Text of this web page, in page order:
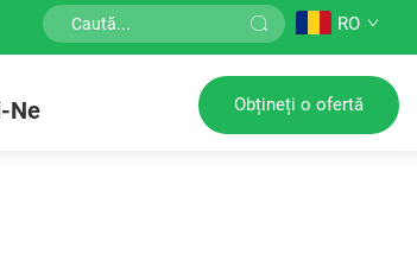
RO
Ne Obțineți o ofertă